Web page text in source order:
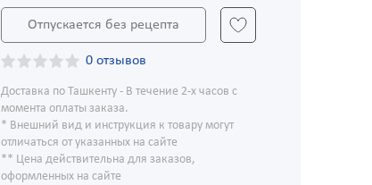
Отпускается без рецепта
0 отзывов
Доставка по Ташкенту - В течение 2-х часов с
момента оплаты заказа.
* Внешний вид и инструкция к товару могут
отличаться от указанных на сайте
** Цена действительна для заказов,
оформленных на сайте